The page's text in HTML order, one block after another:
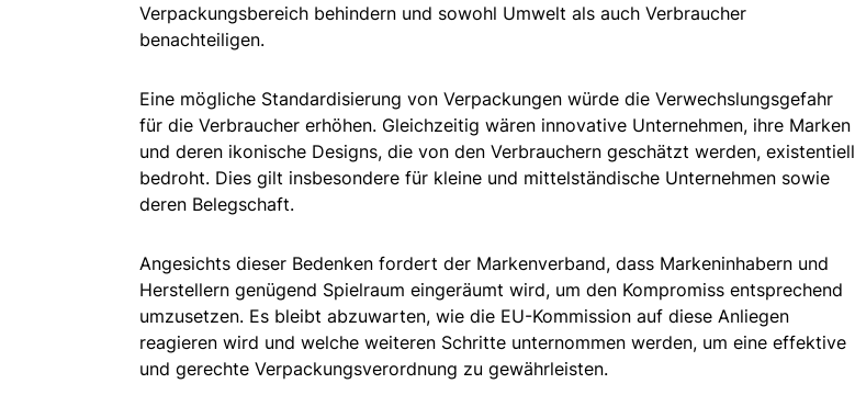
Verpackungsbereich behindern und sowohl Umwelt als auch Verbraucher
benachteiligen.
Eine mögliche Standardisierung von Verpackungen würde die Verwechslungsgefahr
für die Verbraucher erhöhen. Gleichzeitig wären innovative Unternehmen, ihre Marken
und deren ikonische Designs, die von den Verbrauchern geschätzt werden, existentiell
bedroht. Dies gilt insbesondere für kleine und mittelständische Unternehmen sowie
deren Belegschaft.
Angesichts dieser Bedenken fordert der Markenverband, dass Markeninhabern und
Herstellern genügend Spielraum eingeräumt wird, um den Kompromiss entsprechend
umzusetzen. Es bleibt abzuwarten, wie die EU-Kommission auf diese Anliegen
reagieren wird und welche weiteren Schritte unternommen werden, um eine effektive
und gerechte Verpackungsverordnung zu gewährleisten.